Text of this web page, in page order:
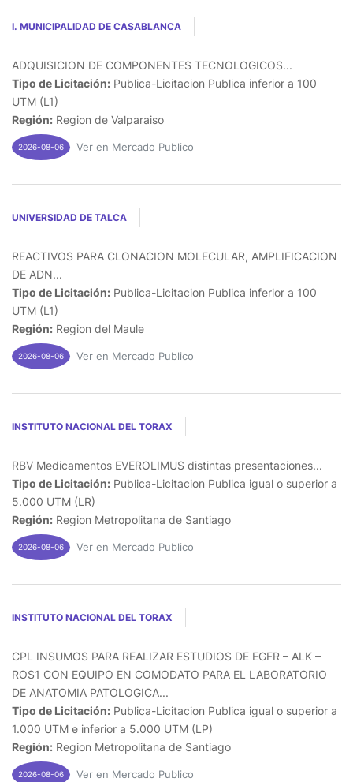
I. MUNICIPALIDAD DE CASABLANCA
ADQUISICION DE COMPONENTES TECNOLOGICOS...
Tipo de Licitación: Publica-Licitacion Publica inferior a 100
UTM (L1)
Región: Region de Valparaiso
2026-08-06 Ver en Mercado Publico
UNIVERSIDAD DE TALCA
REACTIVOS PARA CLONACION MOLECULAR, AMPLIFICACION
DE ADN...
Tipo de Licitación: Publica-Licitacion Publica inferior a 100
UTM (L1)
Región: Region del Maule
2026-08-06 Ver en Mercado Publico
INSTITUTO NACIONAL DEL TORAX
RBV Medicamentos EVEROLIMUS distintas presentaciones...
Tipo de Licitación: Publica-Licitacion Publica igual o superior a
5.000 UTM (LR)
Región: Region Metropolitana de Santiago
2026-08-06 Ver en Mercado Publico
INSTITUTO NACIONAL DEL TORAX
CPL INSUMOS PARA REALIZAR ESTUDIOS DE EGFR – ALK –
ROS1 CON EQUIPO EN COMODATO PARA EL LABORATORIO
DE ANATOMIA PATOLOGICA...
Tipo de Licitación: Publica-Licitacion Publica igual o superior a
1.000 UTM e inferior a 5.000 UTM (LP)
Región: Region Metropolitana de Santiago
2026-08-06 Ver en Mercado Publico